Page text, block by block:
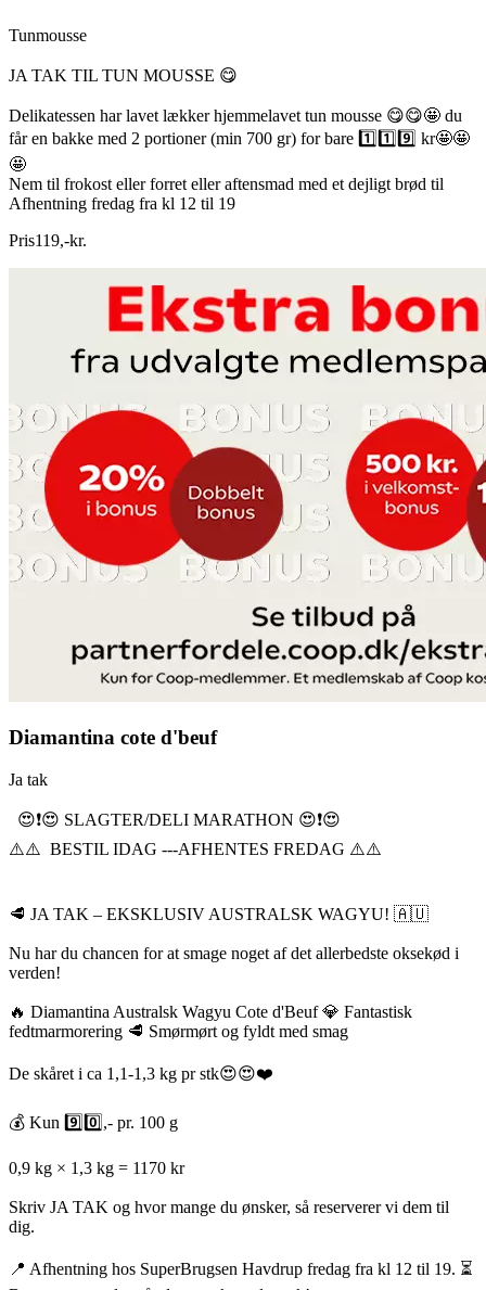
Tunmousse
JA TAK TIL TUN MOUSSE 😋
Delikatessen har lavet lækker hjemmelavet tun mousse 😋😋🤩 du
får en bakke med 2 portioner (min 700 gr) for bare 1️⃣1️⃣9️⃣ kr🤩🤩
🤩
Nem til frokost eller forret eller aftensmad med et dejligt brød til
Afhentning fredag fra kl 12 til 19
Pris119,-kr.
Diamantina cote d'beuf
Ja tak
😍❗️😍 SLAGTER/DELI MARATHON 😍❗️😍
⚠️⚠️ BESTIL IDAG ---AFHENTES FREDAG ⚠️⚠️
🥩 JA TAK – EKSKLUSIV AUSTRALSK WAGYU! 🇦🇺
Nu har du chancen for at smage noget af det allerbedste oksekød i
verden!
🔥 Diamantina Australsk Wagyu Cote d'Beuf 💎 Fantastisk
fedtmarmorering 🥩 Smørmørt og fyldt med smag
De skåret i ca 1,1-1,3 kg pr stk😍😍❤️
💰 Kun 9️⃣0️⃣,- pr. 100 g
0,9 kg × 1,3 kg = 1170 kr
Skriv JA TAK og hvor mange du ønsker, så reserverer vi dem til
dig.
📍 Afhentning hos SuperBrugsen Havdrup fredag fra kl 12 til 19. ⏳